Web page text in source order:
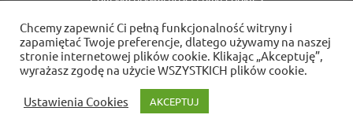
WordPress Theme: Dynamic News by ThemeZee.
Chcemy zapewnić Ci pełną funkcjonalność witryny i
zapamiętać Twoje preferencje, dlatego używamy na naszej
stronie internetowej plików cookie. Klikając „Akceptuję”,
wyrażasz zgodę na użycie WSZYSTKICH plików cookie.
Ustawienia Cookies AKCEPTUJ